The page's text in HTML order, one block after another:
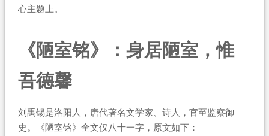
心主题上。
《陋室铭》：身居陋室，惟
吾德馨
刘禹锡是洛阳人，唐代著名文学家、诗人，官至监察御
史。《陋室铭》全文仅八十一字，原文如下：